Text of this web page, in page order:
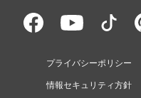
プライバシーポリシー
情報セキュリティ方針